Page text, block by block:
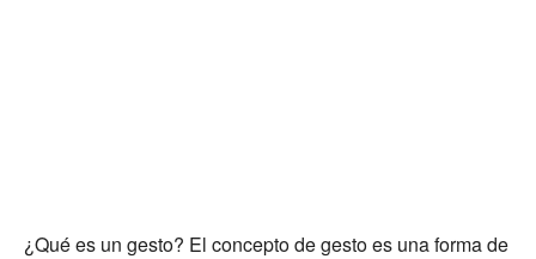
¿Qué es un gesto? El concepto de gesto es una forma de